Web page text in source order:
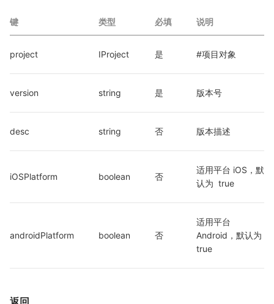
键 类型 必填 说明
project IProject 是 #项目对象
version string 是 版本号
desc string 否 版本描述
iOSPlatform boolean 否
适用平台 iOS，默
认为  true
androidPlatform boolean 否
适用平台
Android，默认为
true